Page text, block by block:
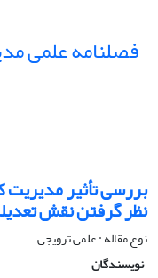
فصلنامه علمی
بررسی تأثیر مدیریت
نظر گرفتن نقش
نوع مقاله : علمی ترویجی
نویسندگان